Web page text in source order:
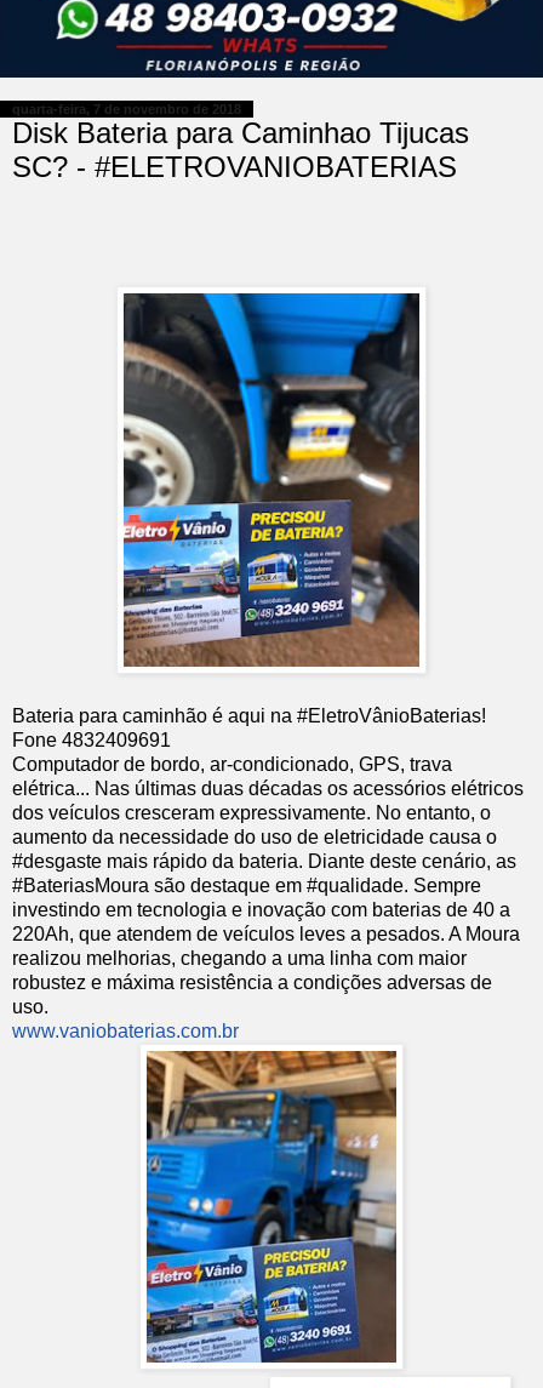
quarta-feira, 7 de novembro de 2018
Disk Bateria para Caminhao Tijucas
SC? - #ELETROVANIOBATERIAS
Bateria para caminhão é aqui na #EletroVânioBaterias!
Fone 4832409691
Computador de bordo, ar-condicionado, GPS, trava
elétrica... Nas últimas duas décadas os acessórios elétricos
dos veículos cresceram expressivamente. No entanto, o
aumento da necessidade do uso de eletricidade causa o
#desgaste mais rápido da bateria. Diante deste cenário, as
#BateriasMoura são destaque em #qualidade. Sempre
investindo em tecnologia e inovação com baterias de 40 a
220Ah, que atendem de veículos leves a pesados. A Moura
realizou melhorias, chegando a uma linha com maior
robustez e máxima resistência a condições adversas de
uso.
www.vaniobaterias.com.br